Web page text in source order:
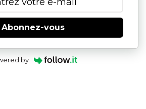
Abonnez-vous
by